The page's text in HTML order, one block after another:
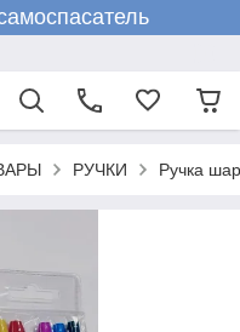
РУЧКИ Ручка